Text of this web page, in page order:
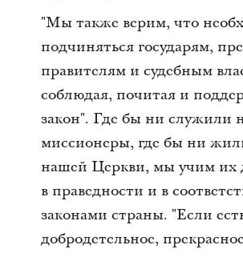
"Мы также верим, что
подчиняться государям,
правителям и судебным
соблюдая, почитая и
закон". Где бы ни служили
миссионеры, где бы ни
нашей Церкви, мы учим их
в праведности и в
законами страны. "Если
добродетельное,